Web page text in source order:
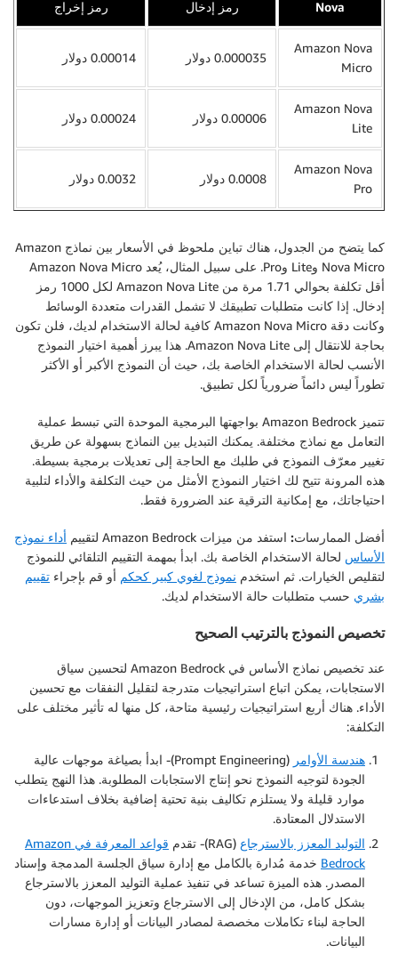
Nova رمز إدخال رمز إخراج
Amazon Nova
Micro
0.000035 دولار 0.00014 دولار
Amazon Nova
Lite
0.00006 دولار 0.00024 دولار
Amazon Nova
Pro
0.0008 دولار 0.0032 دولار
كما يتضح من الجدول، هناك تباين ملحوظ في الأسعار بين نماذج Amazon
Nova Micro وLite وPro. على سبيل المثال، يُعد Amazon Nova Micro
أقل تكلفة بحوالي 1.71 مرة من Amazon Nova Lite لكل 1000 رمز
إدخال. إذا كانت متطلبات تطبيقك لا تشمل القدرات متعددة الوسائط
وكانت دقة Amazon Nova Micro كافية لحالة الاستخدام لديك، فلن تكون
بحاجة للانتقال إلى Amazon Nova Lite. هذا يبرز أهمية اختيار النموذج
الأنسب لحالة الاستخدام الخاصة بك، حيث أن النموذج الأكبر أو الأكثر
تطوراً ليس دائماً ضرورياً لكل تطبيق.
تتميز Amazon Bedrock بواجهتها البرمجية الموحدة التي تبسط عملية
التعامل مع نماذج مختلفة. يمكنك التبديل بين النماذج بسهولة عن طريق
تغيير معرّف النموذج في طلبك مع الحاجة إلى تعديلات برمجية بسيطة.
هذه المرونة تتيح لك اختيار النموذج الأمثل من حيث التكلفة والأداء لتلبية
احتياجاتك، مع إمكانية الترقية عند الضرورة فقط.
أفضل الممارسات: استفد من ميزات Amazon Bedrock لتقييم
أداء نموذج
الأساس لحالة الاستخدام الخاصة بك. ابدأ بمهمة التقييم التلقائي للنموذج
لتقليص الخيارات. ثم استخدم نموذج لغوي كبير كحكم أو قم بإجراء تقييم
بشري حسب متطلبات حالة الاستخدام لديك.
تخصيص النموذج بالترتيب الصحيح
عند تخصيص نماذج الأساس في Amazon Bedrock لتحسين سياق
الاستجابات، يمكن اتباع استراتيجيات متدرجة لتقليل النفقات مع تحسين
الأداء. هناك أربع استراتيجيات رئيسية متاحة، كل منها له تأثير مختلف على
التكلفة:
هندسة الأوامر
(Prompt Engineering)- ابدأ بصياغة موجهات عالية
الجودة لتوجيه النموذج نحو إنتاج الاستجابات المطلوبة. هذا النهج يتطلب
موارد قليلة ولا يستلزم تكاليف بنية تحتية إضافية بخلاف استدعاءات
الاستدلال المعتادة.
التوليد المعزز بالاسترجاع (RAG)- تقدم
قواعد المعرفة في Amazon
Bedrock خدمة مُدارة بالكامل مع إدارة سياق الجلسة المدمجة وإسناد
المصدر. هذه الميزة تساعد في تنفيذ عملية التوليد المعزز بالاسترجاع
بشكل كامل، من الإدخال إلى الاسترجاع وتعزيز الموجهات، دون
الحاجة لبناء تكاملات مخصصة لمصادر البيانات أو إدارة مسارات
البيانات.